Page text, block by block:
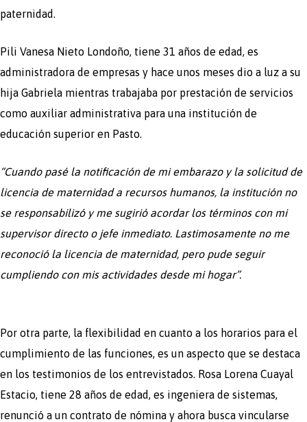
paternidad.
Pili Vanesa Nieto Londoño, tiene 31 años de edad, es
administradora de empresas y hace unos meses dio a luz a su
hija Gabriela mientras trabajaba por prestación de servicios
como auxiliar administrativa para una institución de
educación superior en Pasto.
“Cuando pasé la notificación de mi embarazo y la solicitud de
licencia de maternidad a recursos humanos, la institución no
se responsabilizó y me sugirió acordar los términos con mi
supervisor directo o jefe inmediato. Lastimosamente no me
reconoció la licencia de maternidad, pero pude seguir
cumpliendo con mis actividades desde mi hogar”.
Por otra parte, la flexibilidad en cuanto a los horarios para el
cumplimiento de las funciones, es un aspecto que se destaca
en los testimonios de los entrevistados. Rosa Lorena Cuayal
Estacio, tiene 28 años de edad, es ingeniera de sistemas,
renunció a un contrato de nómina y ahora busca vincularse